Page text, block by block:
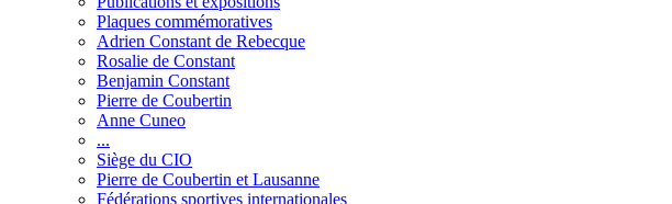
Plaques commémoratives
Adrien Constant de Rebecque
Rosalie de Constant
Benjamin Constant
Pierre de Coubertin
Anne Cuneo
...
Siège du CIO
Pierre de Coubertin et Lausanne
Fédérations sportives internationales